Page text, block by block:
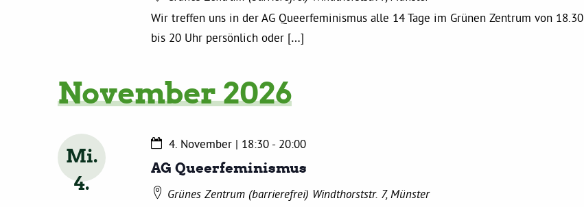
Wir treffen uns in der AG Queerfeminismus alle 14 Tage im Grünen Zentrum von 18.30
bis 20 Uhr persönlich oder […]
November 2026
Mi.
4
AG Queerfeminismus
4. November | 18:30- 20:00
Grünes Zentrum (barrierefrei) Windthorststr. 7, Münster